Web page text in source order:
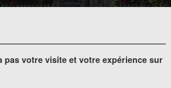
votre visite et votre expérience sur